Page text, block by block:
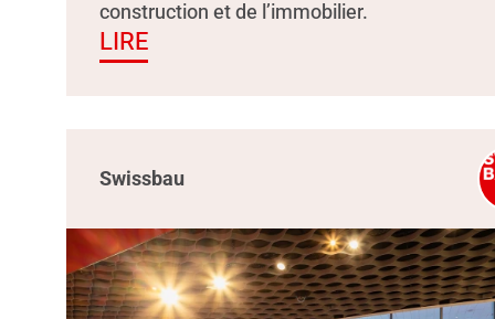
construction et de l’immobilier.
LIRE
Swissbau